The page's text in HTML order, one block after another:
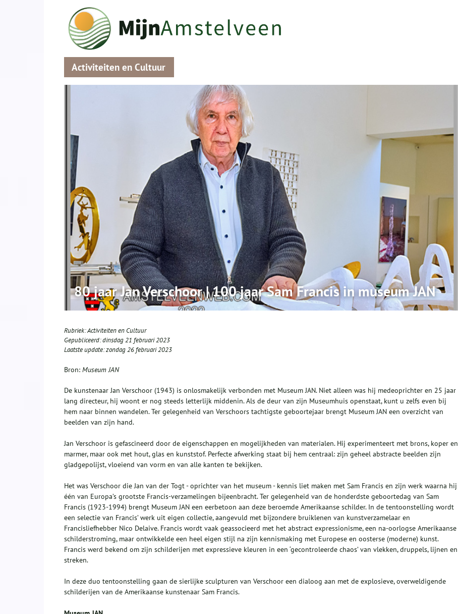
Activiteiten en Cultuur
80 jaar Jan Verschoor | 100 jaar Sam Francis in museum JAN
Rubriek:Activiteiten en Cultuur
Gepubliceerd:dinsdag 21 februari 2023
Laatste update:zondag 26 februari 2023
Bron: Museum JAN
De kunstenaar Jan Verschoor (1943) is onlosmakelijk verbonden met Museum JAN. Niet alleen was hij medeoprichter en 25 jaar
lang directeur, hij woont er nog steeds letterlijk middenin. Als de deur van zijn Museumhuis openstaat, kunt u zelfs even bij
hem naar binnen wandelen. Ter gelegenheid van Verschoors tachtigste geboortejaar brengt Museum JAN een overzicht van
beelden van zijn hand.
Jan Verschoor is gefascineerd door de eigenschappen en mogelijkheden van materialen. Hij experimenteert met brons, koper en
marmer, maar ook met hout, glas en kunststof. Perfecte afwerking staat bij hem centraal: zijn geheel abstracte beelden zijn
gladgepolijst, vloeiend van vorm en van alle kanten te bekijken.
Het was Verschoor die Jan van der Togt - oprichter van het museum - kennis liet maken met Sam Francis en zijn werk waarna hij
één van Europa’s grootste Francis-verzamelingen bijeenbracht. Ter gelegenheid van de honderdste geboortedag van Sam
Francis (1923-1994) brengt Museum JAN een eerbetoon aan deze beroemde Amerikaanse schilder. In de tentoonstelling wordt
een selectie van Francis’ werk uit eigen collectie, aangevuld met bijzondere bruiklenen van kunstverzamelaar en
Francisliefhebber Nico Delaive. Francis wordt vaak geassocieerd met het abstract expressionisme, een na-oorlogse Amerikaanse
schilderstroming, maar ontwikkelde een heel eigen stijl na zijn kennismaking met Europese en oosterse (moderne) kunst.
Francis werd bekend om zijn schilderijen met expressieve kleuren in een ‘gecontroleerde chaos’ van vlekken, druppels, lijnen en
streken.
In deze duo tentoonstelling gaan de sierlijke sculpturen van Verschoor een dialoog aan met de explosieve, overweldigende
schilderijen van de Amerikaanse kunstenaar Sam Francis.